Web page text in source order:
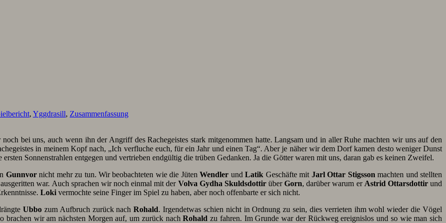
, Yggdrasill, Zusammenfassung
bei uns, auch wenn ihn der Angriff des Rachegeistes stark mitgenommen hatte. Langsam und in aller Ruhe machten wir uns auf den
in meinem Kopf nach, „Ich verfluche euch, für ein Jahr und einen Tag“. Aber je näher wir dem Dorf kamen desto weniger Dunst
Sonnenstrahlen entgegen und vertrieben endgültig die trüben Gedanken. Ja die Götter waren mit uns, daran gab es keinen Zweifel.
Gunnvornicht mehr zu tun. Wir beobachteten wie die JütenWendler undLatik Geschäfte mit Jarl Ottar Stigsson machten und stellten
war. Auch sprachen wir noch einmal mit der Volva Gydha SkuldsdottirüberGorn, darüber warum er Astrid Ottarsdottirund
Loki vermochte seine Finger im Spiel zu haben, aber noch offenbarte er sich nicht.
Ubbozum Aufbruch zurück nachRohald. Irgendetwas schien nicht in Ordnung zu sein, dies verrieten ihm wohl wieder die Vögel
brachen wir am nächsten Morgen auf, um zurück nachRohald zu fahren. Im Grunde war der Rückweg ereignislos und so wie man sich